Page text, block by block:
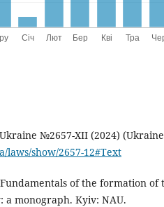
№2657-XII (2024)
laws/show/2657-12#Text
of the formation of
a monograph. Kyiv: NAU.